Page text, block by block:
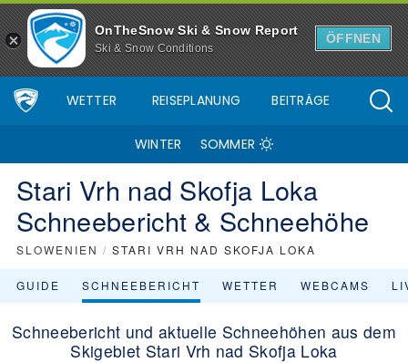
OnTheSnow Ski & Snow Report
Ski & Snow Conditions
ÖFFNEN
WETTER REISEPLANUNG BEITRÄGE
WINTER SOMMER
Stari Vrh nad Skofja Loka
Schneebericht & Schneehöhe
SLOWENIEN / STARI VRH NAD SKOFJA LOKA
GUIDE SCHNEEBERICHT WETTER WEBCAMS
Schneebericht und aktuelle Schneehöhen aus dem
Skigebiet Stari Vrh nad Skofja Loka